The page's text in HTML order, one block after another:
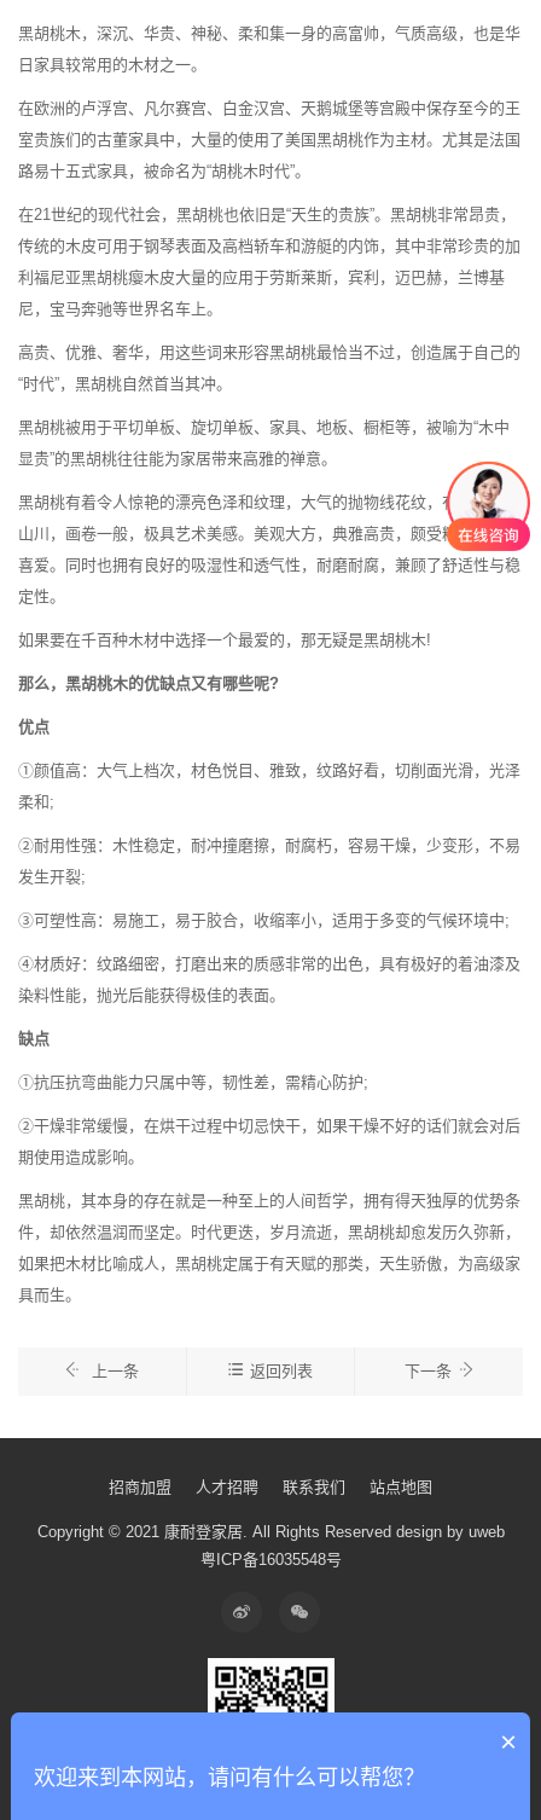
黑胡桃木，深沉、华贵、神秘、柔和集一身的高富帅，气质高级，也是华
日家具较常用的木材之一。
在欧洲的卢浮宫、凡尔赛宫、白金汉宫、天鹅城堡等宫殿中保存至今的王
室贵族们的古董家具中，大量的使用了美国黑胡桃作为主材。尤其是法国
路易十五式家具，被命名为“胡桃木时代”。
在21世纪的现代社会，黑胡桃也依旧是“天生的贵族”。黑胡桃非常昂贵，
传统的木皮可用于钢琴表面及高档轿车和游艇的内饰，其中非常珍贵的加
利福尼亚黑胡桃瘿木皮大量的应用于劳斯莱斯，宾利，迈巴赫，兰博基
尼，宝马奔驰等世界名车上。
高贵、优雅、奢华，用这些词来形容黑胡桃最恰当不过，创造属于自己的
“时代”，黑胡桃自然首当其冲。
黑胡桃被用于平切单板、旋切单板、家具、地板、橱柜等，被喻为“木中
显贵”的黑胡桃往往能为家居带来高雅的禅意。
黑胡桃有着令人惊艳的漂亮色泽和纹理，大气的抛物线花纹，有如河流、
山川，画卷一般，极具艺术美感。美观大方，典雅高贵，颇受精英人士的
喜爱。同时也拥有良好的吸湿性和透气性，耐磨耐腐，兼顾了舒适性与稳
定性。
如果要在千百种木材中选择一个最爱的，那无疑是黑胡桃木!
那么，黑胡桃木的优缺点又有哪些呢?
优点
①颜值高：大气上档次，材色悦目、雅致，纹路好看，切削面光滑，光泽
柔和;
②耐用性强：木性稳定，耐冲撞磨擦，耐腐朽，容易干燥，少变形，不易
发生开裂;
③可塑性高：易施工，易于胶合，收缩率小，适用于多变的气候环境中;
④材质好：纹路细密，打磨出来的质感非常的出色，具有极好的着油漆及
染料性能，抛光后能获得极佳的表面。
缺点
①抗压抗弯曲能力只属中等，韧性差，需精心防护;
②干燥非常缓慢，在烘干过程中切忌快干，如果干燥不好的话们就会对后
期使用造成影响。
黑胡桃，其本身的存在就是一种至上的人间哲学，拥有得天独厚的优势条
件，却依然温润而坚定。时代更迭，岁月流逝，黑胡桃却愈发历久弥新，
如果把木材比喻成人，黑胡桃定属于有天赋的那类，天生骄傲，为高级家
具而生。
上一条 返回列表 下一条
招商加盟 人才招聘 联系我们 站点地图
Copyright © 2021 康耐登家居. All Rights Reserved design by uweb
粤ICP备16035548号
×
欢迎来到本网站，请问有什么可以帮您？